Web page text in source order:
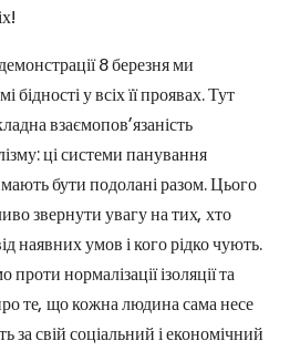
8 березня ми
бідності у всіх її проявах. Тут
взаємопов’язаність
ці системи панування
мають бути подолані разом. Цього
звернути увагу на тих, хто
наявних умов і кого рідко чують.
нормалізації ізоляції та
те, що кожна людина сама несе
за свій соціальний і економічний